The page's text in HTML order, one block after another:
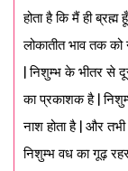
होता है कि मैं ही
लोकातीत भाव तक को
| निशुम्भ के भीतर से
का प्रकाशक है |
नाश होता है | और
निशुम्भ वध का गूढ़